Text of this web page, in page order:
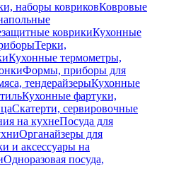
наборы ковриковКовровые
коврикиКухонные
Терки,
Кухонные термометры,
Формы, приборы для
тендерайзерыКухонные
Кухонные фартуки,
Скатерти, сервировочные
на кухнеПосуда для
Органайзеры для
и аксессуары на
Одноразовая посуда,